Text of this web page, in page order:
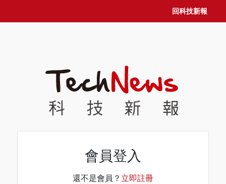
回科技新報
會員登入
還不是會員？ 立即註冊